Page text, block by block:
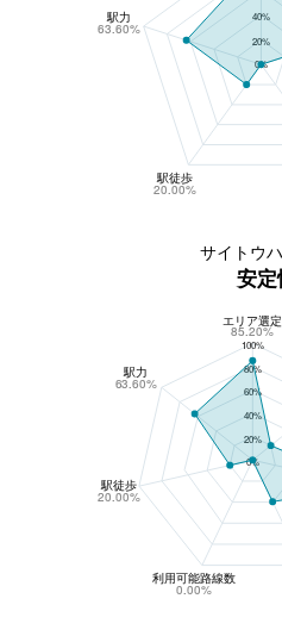
40%
20%
0%
駅力
63.60%
駅徒歩
20.00%
サイトウ
安定
100%
80%
60%
40%
20%
0%
エリア選定
85.20%
駅力
63.60%
駅徒歩
20.00%
利用可能路線数
0.00%